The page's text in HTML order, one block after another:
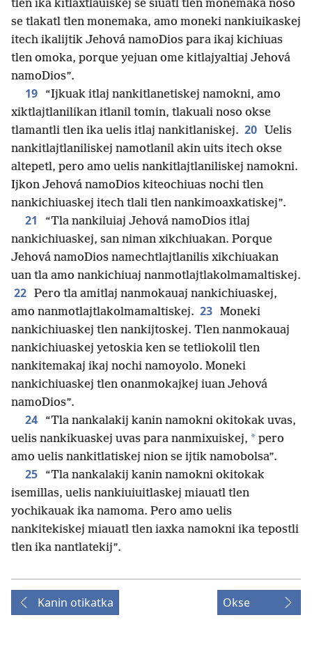
tlen ika kitlaxtlauiskej se siuatl tlen monemaka noso
se tlakatl tlen monemaka, amo moneki nankiuikaskej
itech ikalijtik Jehová namoDios para ikaj kichiuas
tlen omoka, porque yejuan ome kitlajyaltiaj Jehová
namoDios”.
19
“Ijkuak itlaj nankitlanetiskej namokni, amo
xiktlajtlanilikan itlanil tomin, tlakuali noso okse
tlamantli tlen ika uelis itlaj nankitlaniskej. 20
Uelis
nankitlajtlaniliskej namotlanil akin uits itech okse
altepetl, pero amo uelis nankitlajtlaniliskej namokni.
Ijkon Jehová namoDios kiteochiuas nochi tlen
nankichiuaskej itech tlali tlen nankimoaxkatiskej”.
21
“Tla nankiluiaj Jehová namoDios itlaj
nankichiuaskej, san niman xikchiuakan. Porque
Jehová namoDios namechtlajtlanilis xikchiuakan
uan tla amo nankichiuaj nanmotlajtlakolmamaltiskej.
22 Pero tla amitlaj nanmokauaj nankichiuaskej,
amo nanmotlajtlakolmamaltiskej. 23 Moneki
nankichiuaskej tlen nankijtoskej. Tlen nanmokauaj
nankichiuaskej yetoskia ken se tetliokolil tlen
nankitemakaj ikaj nochi namoyolo. Moneki
nankichiuaskej tlen onanmokajkej iuan Jehová
namoDios”.
24
“Tla nankalakij kanin namokni okitokak uvas,
uelis nankikuaskej uvas para nanmixuiskej, * pero
amo uelis nankitlatiskej nion se ijtik namobolsa”.
25
“Tla nankalakij kanin namokni okitokak
isemillas, uelis nankiuiuitlaskej miauatl tlen
yochikauak ika namoma. Pero amo uelis
nankitekiskej miauatl tlen iaxka namokni ika tepostli
tlen ika nantlatekij”.
Kanin otikatka Okse